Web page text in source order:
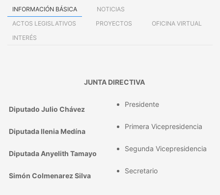
INFORMACIÓN BÁSICA
NOTICIAS
ACTOS LEGISLATIVOS
PROYECTOS
OFICINA VIRTUAL
INTERÉS
JUNTA DIRECTIVA
Diputado Julio Chávez
Presidente
Diputada llenia Medína
Primera Vicepresidencia
Diputada Anyelith Tamayo
Segunda Vicepresidencia
Simón Colmenarez Silva
Secretario